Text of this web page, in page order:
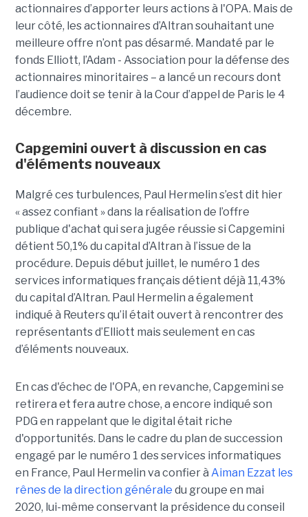
actionnaires d’apporter leurs actions à l'OPA. Mais de
leur côté, les actionnaires d’Altran souhaitant une
meilleure offre n’ont pas désarmé. Mandaté par le
fonds Elliott, l’Adam - Association pour la défense des
actionnaires minoritaires – a lancé un recours dont
l’audience doit se tenir à la Cour d’appel de Paris le 4
décembre.
Capgemini ouvert à discussion en cas
d'éléments nouveaux
Malgré ces turbulences, Paul Hermelin s’est dit hier
« assez confiant » dans la réalisation de l’offre
publique d'achat qui sera jugée réussie si Capgemini
détient 50,1% du capital d’Altran à l’issue de la
procédure. Depuis début juillet, le numéro 1 des
services informatiques français détient déjà 11,43%
du capital d’Altran. Paul Hermelin a également
indiqué à Reuters qu’il était ouvert à rencontrer des
représentants d’Elliott mais seulement en cas
d’éléments nouveaux.
En cas d'échec de l'OPA, en revanche, Capgemini se
retirera et fera autre chose, a encore indiqué son
PDG en rappelant que le digital était riche
d'opportunités. Dans le cadre du plan de succession
engagé par le numéro 1 des services informatiques
en France, Paul Hermelin va confier à Aiman Ezzat les
rênes de la direction générale du groupe en mai
2020, lui-même conservant la présidence du conseil